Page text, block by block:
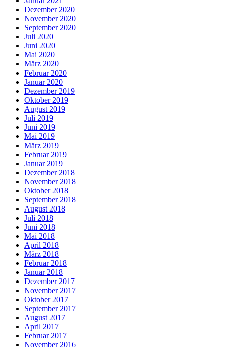
Dezember 2020
November 2020
September 2020
Juli 2020
Juni 2020
Mai 2020
März 2020
Februar 2020
Januar 2020
Dezember 2019
Oktober 2019
August 2019
Juli 2019
Juni 2019
Mai 2019
März 2019
Februar 2019
Januar 2019
Dezember 2018
November 2018
Oktober 2018
September 2018
August 2018
Juli 2018
Juni 2018
Mai 2018
April 2018
März 2018
Februar 2018
Januar 2018
Dezember 2017
November 2017
Oktober 2017
September 2017
August 2017
April 2017
Februar 2017
November 2016